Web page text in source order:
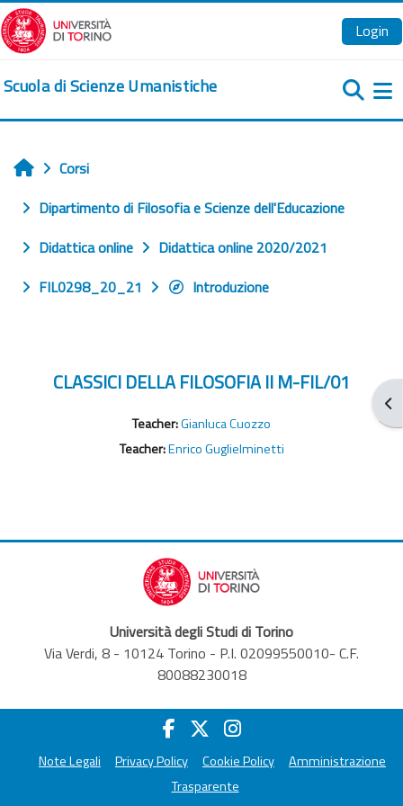
Vai al contenuto principale
Login
Scuola di Scienze Umanistiche
Home
Corsi
Dipartimento di Filosofia e Scienze dell'Educazione
Didattica online
Didattica online 2020/2021
FIL0298_20_21
Introduzione
CLASSICI DELLA FILOSOFIA II M-FIL/01
Teacher:Gianluca Cuozzo
Teacher:Enrico Guglielminetti
Università degli Studi di Torino
Via Verdi, 8 - 10124 Torino - P.I. 02099550010- C.F.
80088230018
Note Legali Privacy Policy Cookie Policy
Amministrazione
Trasparente